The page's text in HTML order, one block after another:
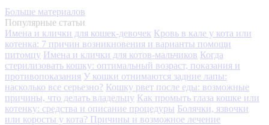
Больше материалов
Популярные статьи
Имена и клички для кошек-девочек Кровь в кале у кота или
котенка: 7 причин возникновения и варианты помощи
питомцу Имена и клички для котов-мальчиков Когда
стерилизовать кошку: оптимальный возраст, показания и
противопоказания У кошки отнимаются задние лапы:
насколько все серьезно? Кошку рвет после еды: возможные
причины, что делать владельцу Как промыть глаза кошке или
котенку: средства и описание процедуры Болячки, язвочки
или коросты у кота? Причины и возможное лечение